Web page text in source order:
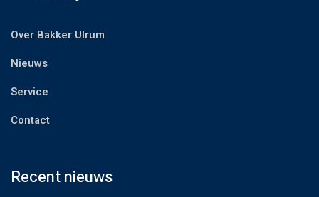
Over Bakker Ulrum
Nieuws
Service
Contact
Recent nieuws